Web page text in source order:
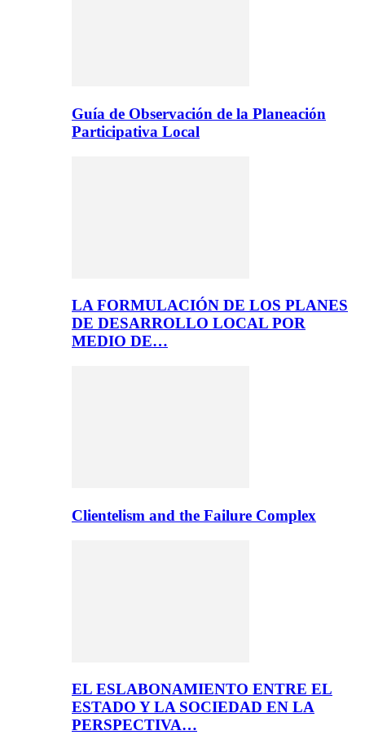
Guía de Observación de la Planeación
Participativa Local
LA FORMULACIÓN DE LOS PLANES
DE DESARROLLO LOCAL POR
MEDIO DE…
Clientelism and the Failure Complex
EL ESLABONAMIENTO ENTRE EL
ESTADO Y LA SOCIEDAD EN LA
PERSPECTIVA…